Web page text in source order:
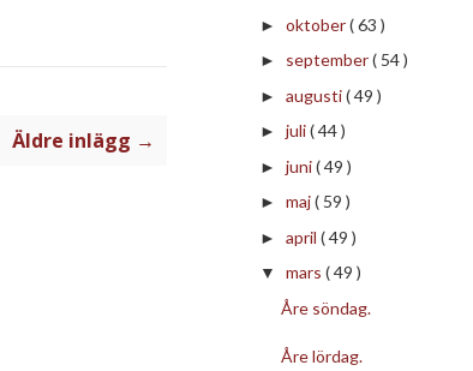
Äldre inlägg →
► oktober( 63 )
► september( 54 )
► augusti( 49 )
► juli( 44 )
► juni( 49 )
► maj( 59 )
► april ( 49 )
▼ mars ( 49 )
Åre söndag.
Åre lördag.